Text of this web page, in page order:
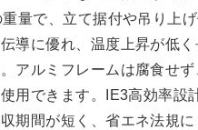
量で、立て据付や吊り上
導に優れ、温度上昇が低く
アルミフレームは腐食せず
用できます。IE3高効率設
期間が短く、省エネ法規に